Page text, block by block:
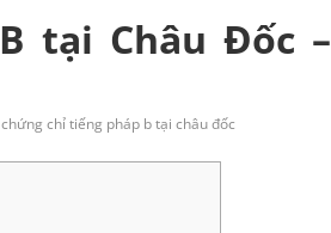
tại Châu Đốc –
chỉ tiếng pháp b tại châu đốc